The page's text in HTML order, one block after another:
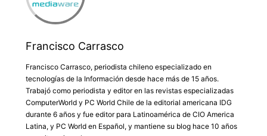
Francisco Carrasco
Francisco Carrasco, periodista chileno especializado en
tecnologías de la Información desde hace más de 15 años.
Trabajó como periodista y editor en las revistas especializadas
ComputerWorld y PC World Chile de la editorial americana IDG
durante 6 años y fue editor para Latinoamérica de CIO America
Latina, y PC World en Español, y mantiene su blog hace 10 años